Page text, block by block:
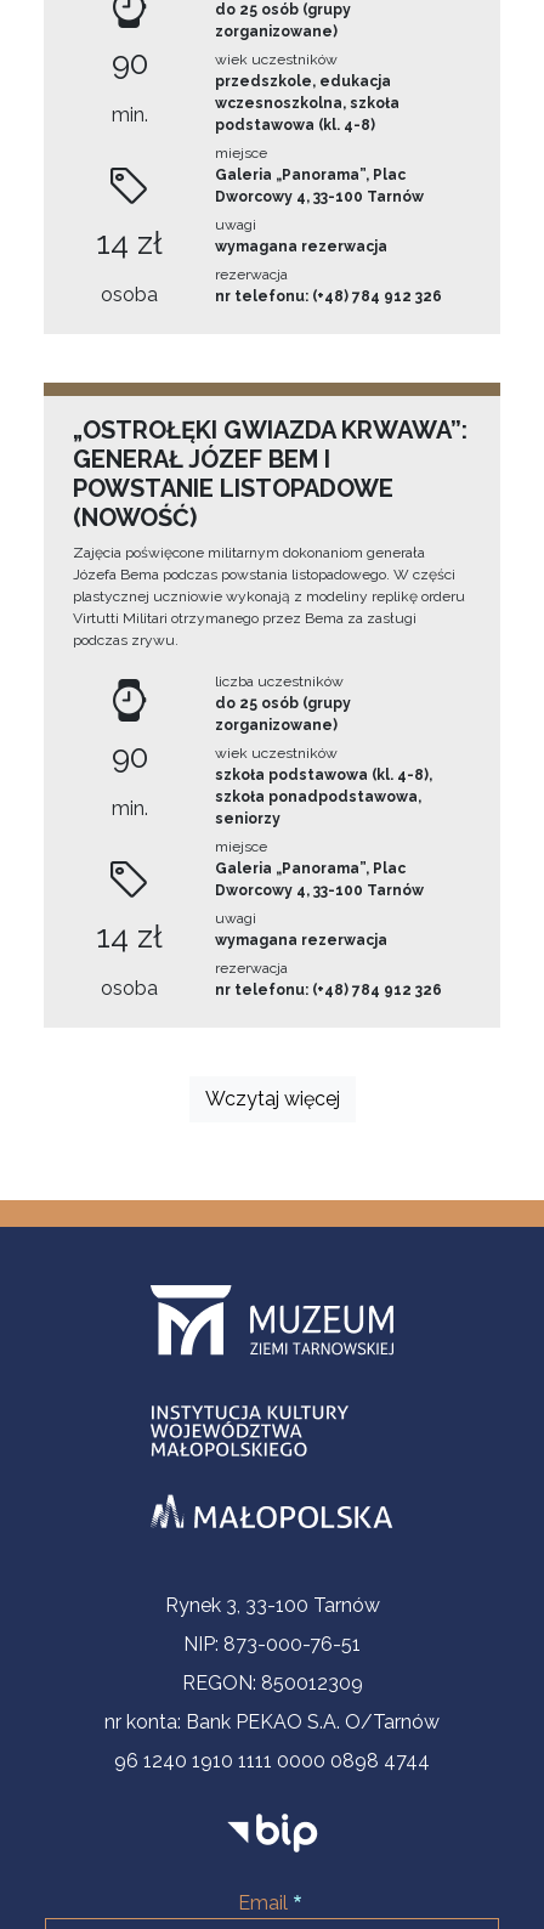
90
min.
14 zł
osoba
do 25 osób (grupy
zorganizowane)
wiek uczestników
przedszkole, edukacja
wczesnoszkolna, szkoła
podstawowa (kl. 4-8)
miejsce
Galeria „Panorama”, Plac
Dworcowy 4, 33-100 Tarnów
uwagi
wymagana rezerwacja
rezerwacja
nr telefonu: (+48) 784 912 326
„OSTROŁĘKI GWIAZDA KRWAWA”:
GENERAŁ JÓZEF BEM I
POWSTANIE LISTOPADOWE
(NOWOŚĆ)
Zajęcia poświęcone militarnym dokonaniom generała
Józefa Bema podczas powstania listopadowego. W części
plastycznej uczniowie wykonają z modeliny replikę orderu
Virtutti Militari otrzymanego przez Bema za zasługi
podczas zrywu.
90
min.
14 zł
osoba
liczba uczestników
do 25 osób (grupy
zorganizowane)
wiek uczestników
szkoła podstawowa (kl. 4-8),
szkoła ponadpodstawowa,
seniorzy
miejsce
Galeria „Panorama”, Plac
Dworcowy 4, 33-100 Tarnów
uwagi
wymagana rezerwacja
rezerwacja
nr telefonu: (+48) 784 912 326
Wczytaj więcej
Informacje kontaktoweRynek 3, 33-100 Tarnów
NIP: 873-000-76-51
REGON: 850012309
nr konta: Bank PEKAO S.A. O/Tarnów
96 1240 1910 1111 0000 0898 4744
Email